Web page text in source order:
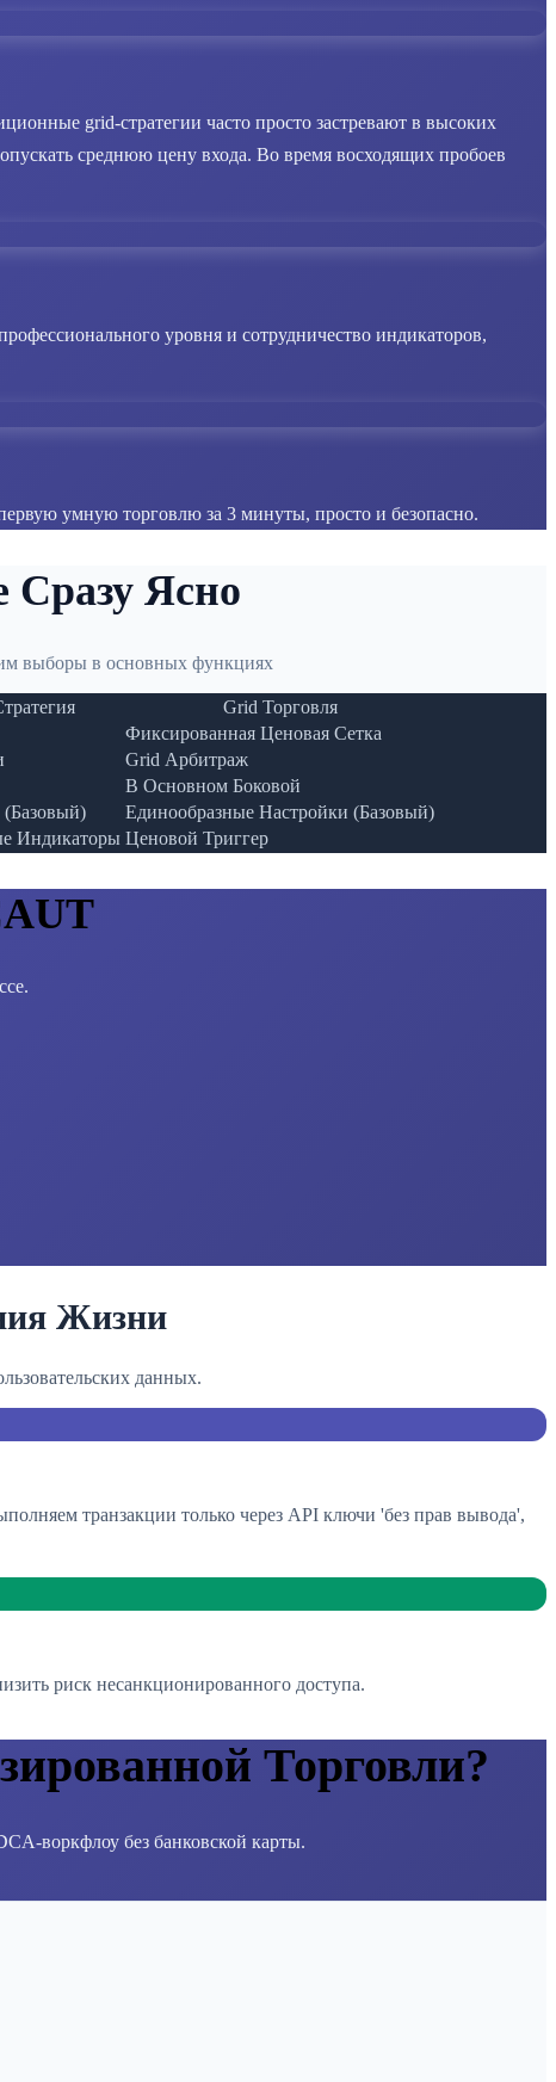
grid-стратегии часто просто застревают в высоких
среднюю цену входа. Во время восходящих пробоев
уровня и сотрудничество индикаторов,
умную торговлю за 3 минуты, просто и безопасно.
Сразу Ясно
выборы в основных функциях
Grid Торговля
Фиксированная Ценовая Сетка
Grid Арбитраж
В Основном Боковой
Единообразные Настройки (Базовый)
Индикаторы Ценовой Триггер
Жизни
данных.
транзакции только через API ключи 'без прав вывода',
риск несанкционированного доступа.
Торговли?
воркфлоу без банковской карты.